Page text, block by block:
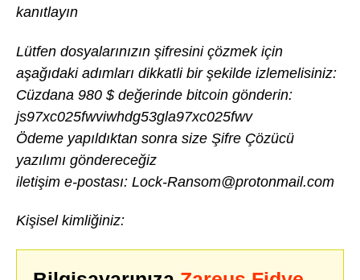
kanıtlayın
Lütfen dosyalarınızın şifresini çözmek için
aşağıdaki adımları dikkatli bir şekilde izlemelisiniz:
Cüzdana 980 $ değerinde bitcoin gönderin:
js97xc025fwviwhdg53gla97xc025fwv
Ödeme yapıldıktan sonra size Şifre Çözücü
yazılımı göndereceğiz
iletişim e-postası: Lock-Ransom@protonmail.com
Kişisel kimliğiniz: